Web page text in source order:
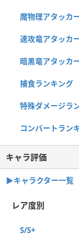
魔物理アタッカ
速攻竜アタッカ
暗黒竜アタッカ
捕食ランキング
特殊ダメージラ
コンバートラン
キャラ評価
▶︎キャラクター一覧
レア度別
S/S+